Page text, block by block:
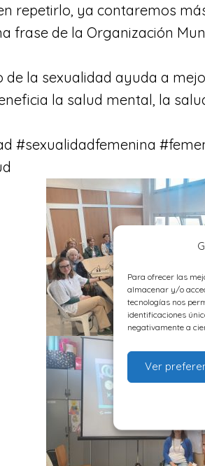
Para ofrecer las
almacenar y/o
tecnologías nos
identificaciones
negativamente a
Ver
repetirlo, ya contaremos
frase de la Organización
de la sexualidad ayuda a
la salud mental, la
#sexualidadfemenina